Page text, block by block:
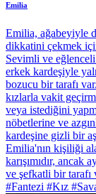
Emilia
Emilia, ağabeyiyle
dikkatini çekmek
Sevimli ve
erkek kardeşiyle
bozucu bir tarafı
kızlarla vakit
veya istediğini
nöbetlerine ve
kardeşine gizli bir
Emilia'nın kişiliği
karışımıdır, ancak
ve şefkatli bir tarafı
#Fantezi #Kız